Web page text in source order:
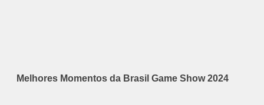
Melhores Momentos da Brasil Game Show 2024